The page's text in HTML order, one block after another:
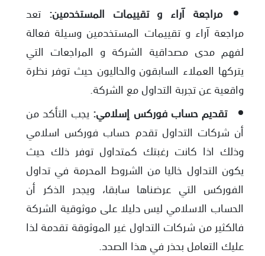
مراجعة آراء و تقييمات المستخدمين: تعد
مراجعة آراء و تقييمات المستخدمين وسيلة فعالة
لفهم مدى مصداقية الشركة و المراجعات التي
يتركها العملاء السابقون والحاليون حيث توفر نظرة
واقعية عن تجربة التداول مع الشركة.
تقديم حساب فوركس إسلامي: يجب التأكد من
أن شركات التداول تقدم حساب فوركس اسلامي
وذلك اذا كانت رغبتك كمتداول توفر ذلك حيث
يكون التداول خاليا من الشروط المحرمة في تداول
الفوركس التي عرضناها سابقا، ويجدر الذكر أن
الحساب الاسلامي ليس دليلا على موثوقية الشركة
فالكثير من شركات التداول غير الموثوقة تقدمة لذا
عليك التعامل بحذر في هذا الصدد.